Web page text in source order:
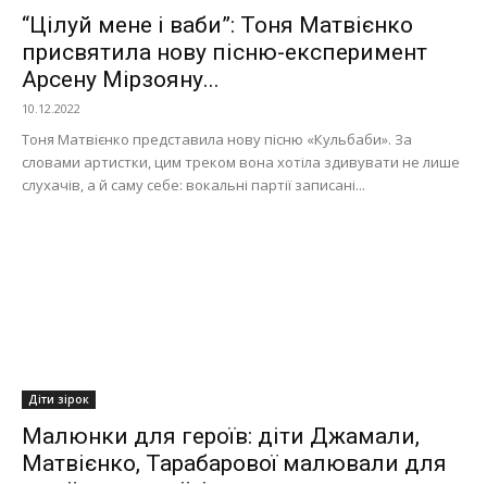
“Цілуй мене і ваби”: Тоня Матвієнко
присвятила нову пісню-експеримент
Арсену Мірзояну...
10.12.2022
Тоня Матвієнко представила нову пісню «Кульбаби». За
словами артистки, цим треком вона хотіла здивувати не лише
слухачів, а й саму себе: вокальні партії записані...
Діти зірок
Малюнки для героїв: діти Джамали,
Матвієнко, Тарабарової малювали для